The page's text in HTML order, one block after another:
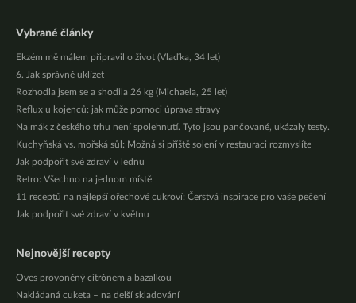
Vybrané články
Ekzém mě málem připravil o život (Vlaďka, 34 let)
6. Jak správně uklízet
Rozhodla jsem se a shodila 26 kg (Michaela, 25 let)
Reflux u kojenců: jak může pomoci úprava stravy
Na mák z českého trhu není spolehnutí. Tyto jsou pančované, ukázaly testy.
Kuchyňská vs. mořská sůl: Možná si příště solení v restauraci rozmyslíte
Jak podpořit své zdraví v lednu
Retro: Všechno na jednom místě
11 receptů na nejlepší ořechové cukroví: Čerstvá inspirace pro vaše pečení
Jak podpořit své zdraví v květnu
Nejnovější recepty
Oves provoněný citrónem a bazalkou
Nakládaná cuketa – na delší skladování